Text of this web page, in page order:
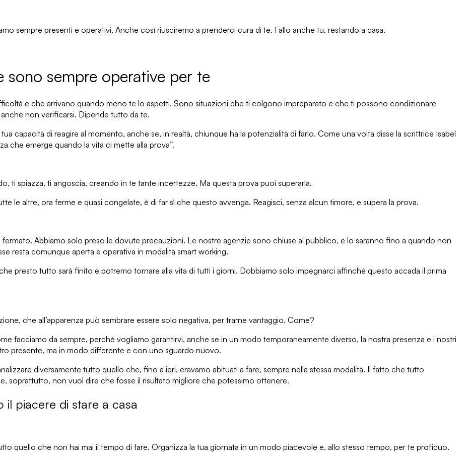
sempre presenti e operativi. Anche così riusciremo a prenderci cura di te. Fallo anche tu, restando a casa.
sono sempre operative per te
e che arrivano quando meno te lo aspetti. Sono situazioni che ti colgono impreparato e che ti possono condizionare
non verificarsi. Dipende tutto da te.
capacità di reagire al momento, anche se, in realtà, chiunque ha la potenzialità di farlo. Come una volta disse la scrittrice Isabel
che emerge quando la vita ci mette alla prova”.
ti spiazza, ti angoscia, creando in te tante incertezze. Ma questa prova puoi superarla.
le altre, ora ferme e quasi congelate, è di far sì che questo avvenga. Reagisci, senza alcun timore, e supera la prova.
fermato. Abbiamo solo preso le dovute precauzioni. Le nostre agenzie sono chiuse al pubblico, e lo saranno fino a quando non
resta comunque aperta e operativa in modalità smart working.
presto tutto sarà finito e potremo tornare alla vita di tutti i giorni. Dobbiamo solo impegnarci affinché questo accada il prima
che all’apparenza può sembrare essere solo negativa, per trarne vantaggio. Come?
facciamo da sempre, perché vogliamo garantirvi, anche se in un modo temporaneamente diverso, la nostra presenza e i nostri
presente, ma in modo differente e con uno sguardo nuovo.
diversamente tutto quello che, fino a ieri, eravamo abituati a fare, sempre nella stessa modalità. Il fatto che tutto
soprattutto, non vuol dire che fosse il risultato migliore che potessimo ottenere.
il piacere di stare a casa
quello che non hai mai il tempo di fare. Organizza la tua giornata in un modo piacevole e, allo stesso tempo, per te proficuo.